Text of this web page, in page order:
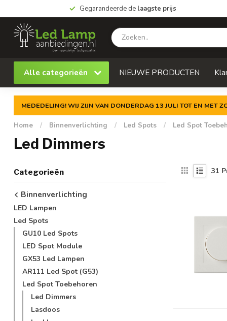
Gegarandeerde de laagste prijs
Alle categorieën NIEUWE PRODUCTEN
MEDEDELING! WIJ ZIJN VAN DONDERDAG 13 JULI TOT EN MET
Home / Binnenverlichting / Led Spots / Led Spot
Led Dimmers
Categorieën
Binnenverlichting
LED Lampen
Led Spots
GU10 Led Spots
LED Spot Module
GX53 Led Lampen
AR111 Led Spot (G53)
Led Spot Toebehoren
Led Dimmers
Lasdoos
31